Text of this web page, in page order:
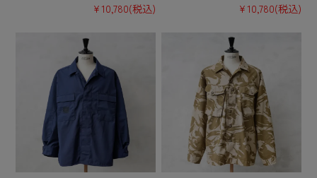
¥10,780(税込) ¥10,780(税込)